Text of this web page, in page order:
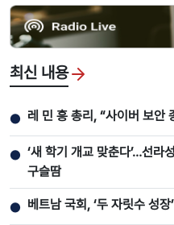
최신 내용
● 레 민 흥 총리, “사이버 보안
● ‘새 학기 개교 맞춘다’…선라
구슬땀
● 베트남 국회, ‘두 자릿수 성